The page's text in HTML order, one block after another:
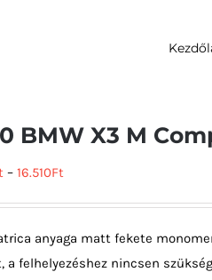
BMW X3 M
– 16.510Ft
anyaga matt fekete
a felhelyezéshez nincsen